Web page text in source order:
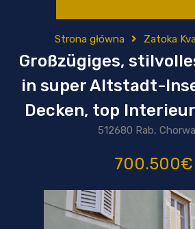
Strona główna Zatoka
Großzügiges,
in super Altstadt-
Decken, top
512680 Rab,
700.500€